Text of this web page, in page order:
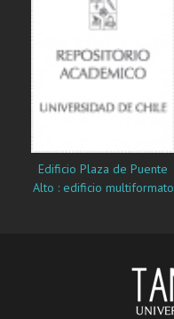
Edificio Plaza de Puente
Alto : edificio multiformato